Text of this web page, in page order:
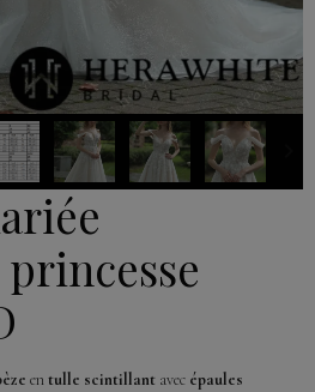
en tulle scintillant avec épaules